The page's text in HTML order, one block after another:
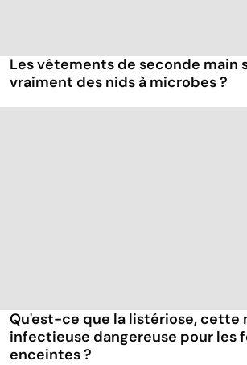
Les vêtements de seconde main
vraiment des nids à microbes ?
Qu'est-ce que la listériose, cette
infectieuse dangereuse pour les
enceintes ?